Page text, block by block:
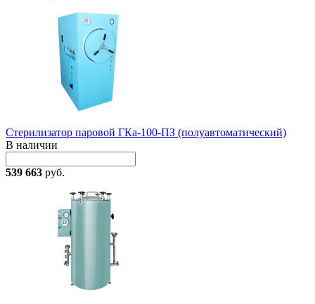
Стерилизатор паровой ГКа-100-ПЗ (полуавтоматический)
В наличии
539 663 руб.